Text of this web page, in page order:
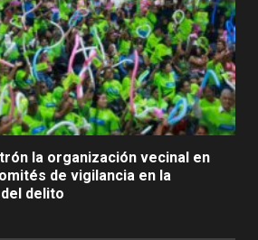
la organización vecinal en
de vigilancia en la
delito